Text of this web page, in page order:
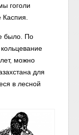
гоголи
было. По
можно
для
в лесной